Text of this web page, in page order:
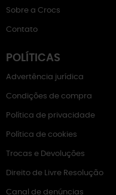
Sobre a Crocs
Contato
POLÍTICAS
Advertência jurídica
Condições de compra
Política de privacidade
Política de cookies
Trocas e Devoluções
Direito de Livre Resolução
Canal de denúncias